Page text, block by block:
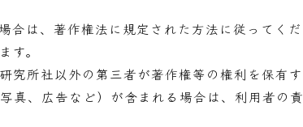
は、著作権法に規定された方法に従ってくだ
。
究所社以外の第三者が著作権等の権利を保有す
真、広告など）が含まれる場合は、利用者の責